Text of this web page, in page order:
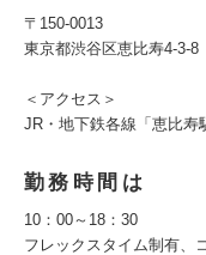
〒150-0013
東京都渋谷区恵比寿4-3-
＜アクセス＞
JR・地下鉄各線「恵比寿
勤務時間は
10：00～18：30
フレックスタイム制有、